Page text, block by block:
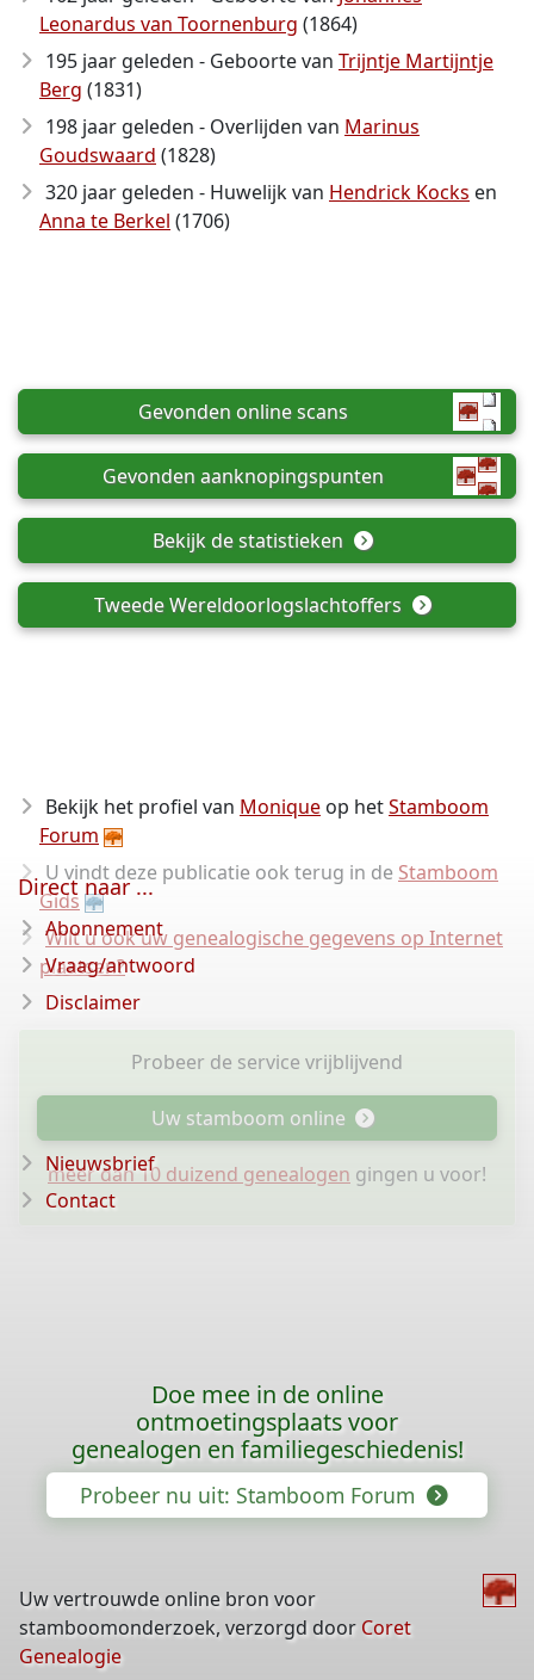
Leonardus van Toornenburg (1864)
195 jaar geleden - Geboorte van Trijntje Martijntje
Berg (1831)
198 jaar geleden - Overlijden van Marinus
Goudswaard (1828)
320 jaar geleden - Huwelijk van Hendrick Kocks en
Anna te Berkel (1706)
Gevonden online scans
Gevonden aanknopingspunten
Bekijk de statistieken
Tweede Wereldoorlogslachtoffers
Bekijk het profiel van Monique op hetStamboom
Forum
U vindt deze publicatie ook terug in de Stamboom
Gids
Wilt u ook uw genealogische gegevens op Internet
plaatsen?
Probeer de service vrijblijvend
Uw stamboom online
meer dan 10 duizend genealogen gingen u voor!
Direct naar ...
Abonnement
Vraag/antwoord
Disclaimer
Nieuwsbrief
Contact
Doe mee in de online
ontmoetingsplaats voor
genealogen en familiegeschiedenis!
Probeer nu uit: Stamboom Forum
Uw vertrouwde online bron voor
stamboomonderzoek, verzorgd door Coret
Genealogie